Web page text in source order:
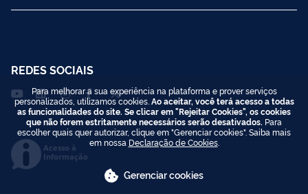
REDES SOCIAIS
Acesso à
Informação
Para melhorar a sua experiência na plataforma e prover serviços
personalizados, utilizamos cookies. Ao aceitar, você terá acesso a todas
as funcionalidades do site. Se clicar em "Rejeitar Cookies", os cookies
que não forem estritamente necessários serão desativados. Para
escolher quais quer autorizar, clique em "Gerenciar cookies". Saiba mais
em nossa Declaração de Cookies.
Gerenciar cookies